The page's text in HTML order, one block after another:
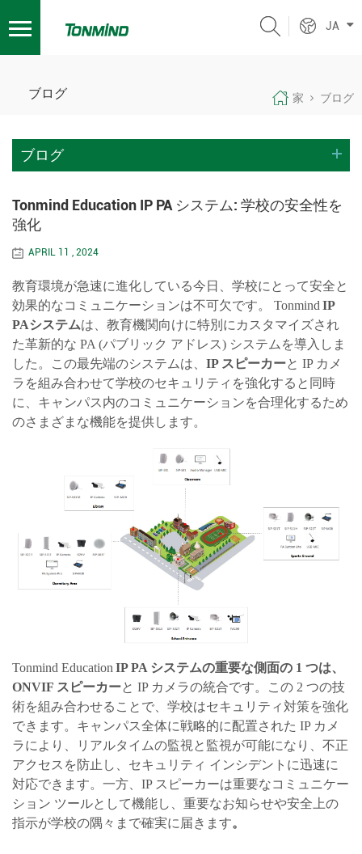
JA
ブログ 家 ブログ
ブログ
Tonmind Education IP PA システム: 学校の安全性を
強化
APRIL 11 , 2024
教育環境が急速に進化している今日
学校にとって安全と
効果的なコミュニケーションは不可欠です。 Tonmind IP
PAシステムは、教育機関向けに特別にカスタマイズされ
た革新的な PA (パブリック アドレス) システムを導入しま
した。この最先端のシステムは、 IP スピーカーと IP カメ
ラを組み合わせて学校のセキュリティを強化すると同時
に、キャンパス内のコミュニケーションを合理化するため
のさまざまな機能を提供します。
Tonmind Education IPPA システムの重要な側面の 1 つは、
ONVIF スピーカーと IP カメラの統合です。この 2 つの技
術を組み合わせることで、学校はセキュリティ対策を強化
できます。キャンパス全体に戦略的に配置された IP カメ
ラにより、リアルタイムの監視と監視が可能になり、不正
アクセスを防止し、セキュリティ インシデントに迅速に
対応できます。一方、IP スピーカーは重要なコミュニケー
ション ツールとして機能し、重要なお知らせや安全上の
指示が学校の隅々まで確実に届きます。